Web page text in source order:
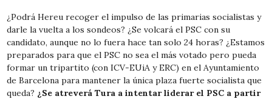
¿Podrá Hereu recoger el impulso de las primarias socialistas y
darle la vuelta a los sondeos? ¿Se volcará el PSC con su
candidato, aunque no lo fuera hace tan solo 24 horas? ¿Estamos
preparados para que el PSC no sea el más votado pero pueda
formar un tripartito (con ICV-EUiA y ERC) en el Ayuntamiento
de Barcelona para mantener la única plaza fuerte socialista que
queda? ¿Se atreverá Tura a intentar liderar el PSC a partir